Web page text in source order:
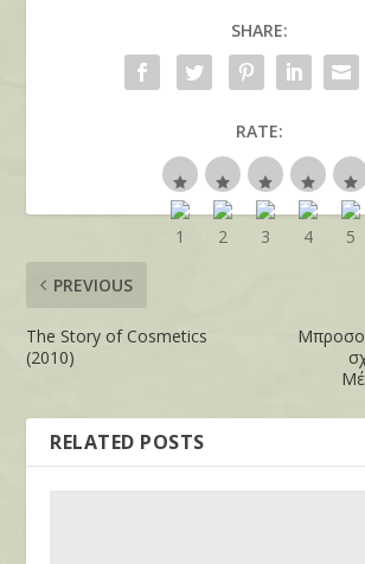
SHARE:
RATE:
PREVIOUS
The Story of Cosmetics
(2010)
RELATED POSTS